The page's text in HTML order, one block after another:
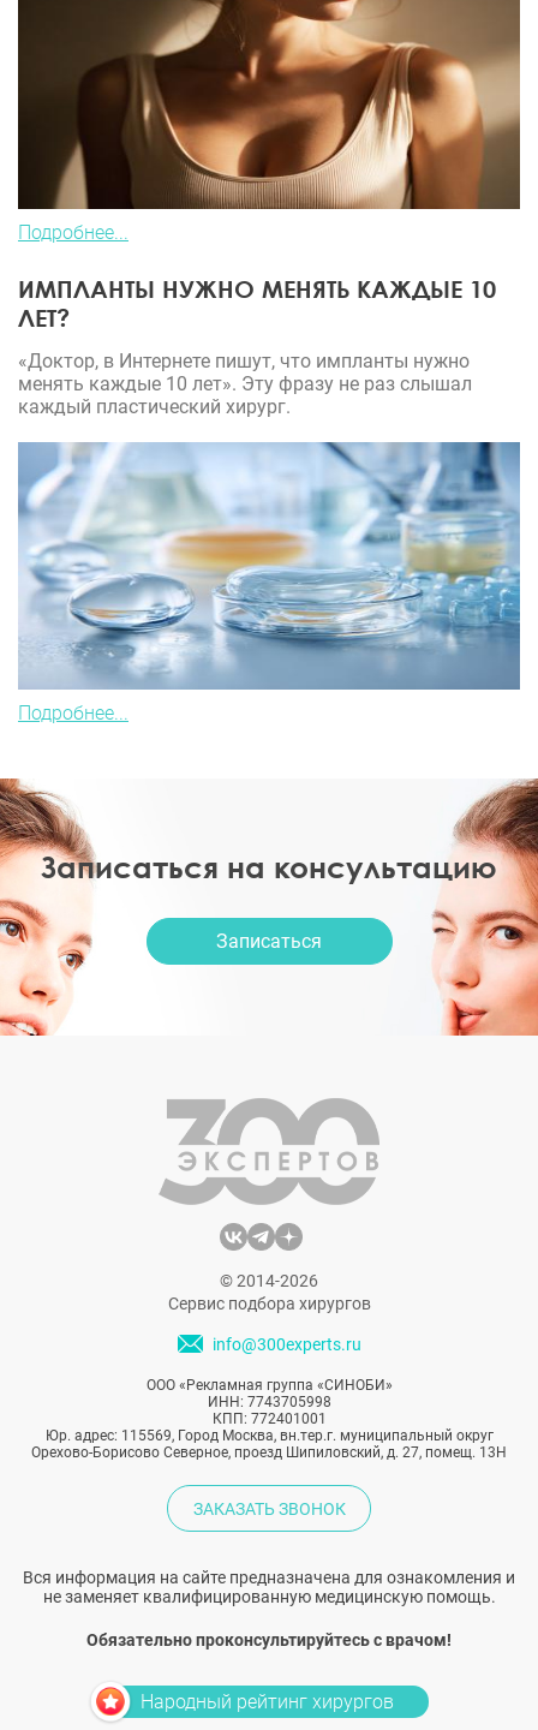
Подробнее...
ИМПЛАНТЫ НУЖНО МЕНЯТЬ КАЖДЫЕ 10
ЛЕТ?
«Доктор, в Интернете пишут, что импланты нужно
менять каждые 10 лет». Эту фразу не раз слышал
каждый пластический хирург.
Подробнее...
Записаться на консультацию
Записаться
© 2014-2026
Сервис подбора хирургов
info@300experts.ru
ООО «Рекламная группа «СИНОБИ»
ИНН: 7743705998
КПП: 772401001
Юр. адрес: 115569, Город Москва, вн.тер.г. муниципальный округ
Орехово-Борисово Северное, проезд Шипиловский, д. 27, помещ. 13Н
ЗАКАЗАТЬ ЗВОНОК
Вся информация на сайте предназначена для ознакомления и
не заменяет квалифицированную медицинскую помощь.
Обязательно проконсультируйтесь с врачом!
Народный рейтинг хирургов